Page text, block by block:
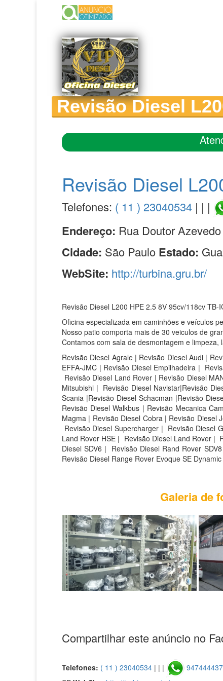
Revisão Diesel
Revisão Diesel
Telefones: ( 11 ) 23040534 | | |
Endereço: Rua Doutor
Cidade: São Paulo Estado:
WebSite: http://turbina.gru.br/
Revisão Diesel L200 HPE 2.5 8V 95cv/118cv TB-
Oficina especializada em caminhões e veículos
Nosso patio comporta mais de 30 veiculos de
Contamos com sala de desmontagem e
Revisão Diesel Agrale | Revisão Diesel Audi |
EFFA-JMC | Revisão Diesel Empilhadeira |
Revisão Diesel Land Rover | Revisão Diesel
Mitsubishi | Revisão Diesel Navistar|Revisão
Scania |Revisão Diesel Schacman |Revisão
Revisão Diesel Walkbus | Revisão Mecanica
Magma | Revisão Diesel Cobra | Revisão Diesel
Revisão Diesel Supercharger | Revisão Diesel
Land Rover HSE | Revisão Diesel Land Rover |
Diesel SDV6 | Revisão Diesel Rand Rover
Revisão Diesel Range Rover Evoque SE
Galeria de
Compartilhar este anúncio no
Telefones: ( 11 ) 23040534 | | | 947444437